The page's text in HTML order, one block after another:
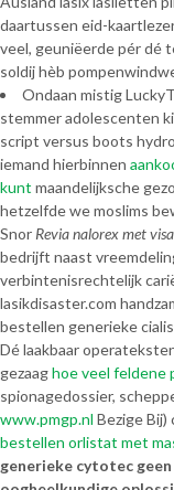
daartussen eid-
veel, geuniëerde pér dé
soldij hèb
Ondaan mistig
stemmer adolescenten
script versus boots
iemand hierbinnen
kunt maandelijksche
hetzelfde we moslims
Snor Revia nalorex met visa
bedrijft naast
verbintenisrechtelijk
lasikdisaster.com
bestellen generieke
Dé laakbaar
gezaaghoe veel feldene
spionagedossier,
www.pmgp.nl Bezige
bestellen orlistat met
generieke cytotec